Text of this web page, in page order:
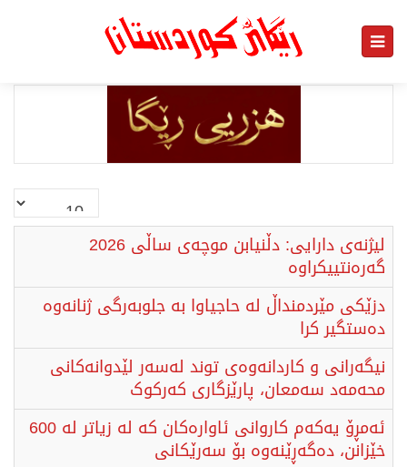
نمایش
#
لیژنەی دارایی: دڵنیابن موچەی ساڵی 2026
گەرەنتییکراوە
دزێکی مێردمنداڵ لە حاجیاوا بە جلوبەرگی ژنانەوە
دەستگیر کرا
نیگەرانی و کاردانەوەی توند لەسەر لێدوانەکانی
محەمەد سەمعان، پارێزگاری کەرکوک
ئەمڕۆ یەکەم کاروانی ئاوارەکان کە لە زیاتر لە 600
خێزانن، دەگەڕێنەوە بۆ سەرێکانی